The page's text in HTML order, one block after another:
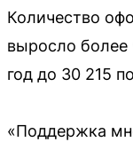
Количество
выросло более
год до 30 215
«Поддержка